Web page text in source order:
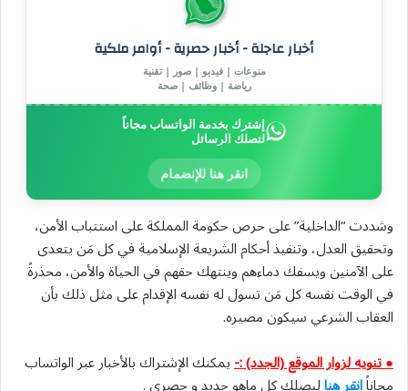
أخبار عاجلة - أخبار حصرية - أوامر ملكية
منوعات | فيديو | صور | تقنية
رياضة | وظائف | صحة
إشترك بخدمة الواتساب مجاناً
لتصلك الرسائل
انقر هنا للإنضمام
وشددت “الداخلية” على حرص حكومة المملكة على استتباب الأمن،
وتحقيق العدل، وتنفيذ أحكام الشريعة الإسلامية في كل مَن يتعدى
على الآمنين ويسفك دماءهم وينتهك حقهم في الحياة والأمن، محذرةً
في الوقت نفسه كل مَن تسول له نفسه الإقدام على مثل ذلك بأن
العقاب الشرعي سيكون مصيره.
● تنويه لزوار الموقع (الجدد) :-يمكنك الإشتراك بالأخبار عبر الواتساب